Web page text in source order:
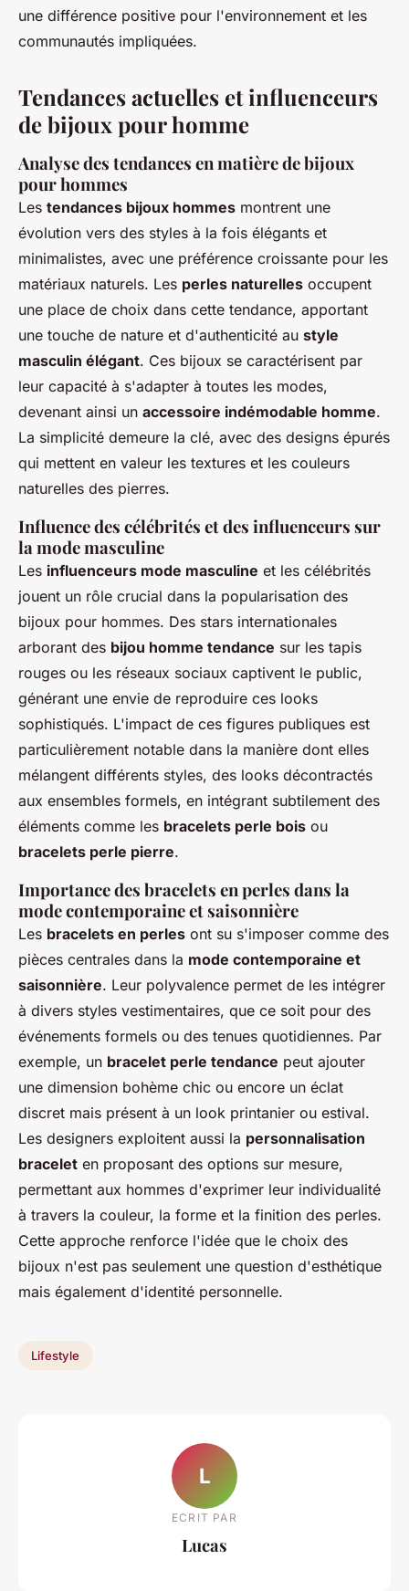
une différence positive pour l'environnement et les
communautés impliquées.
Tendances actuelles et influenceurs
de bijoux pour homme
Analyse des tendances en matière de bijoux
pour hommes
Les tendances bijoux hommes montrent une
évolution vers des styles à la fois élégants et
minimalistes, avec une préférence croissante pour les
matériaux naturels. Les perles naturelles occupent
une place de choix dans cette tendance, apportant
une touche de nature et d'authenticité au style
masculin élégant. Ces bijoux se caractérisent par
leur capacité à s'adapter à toutes les modes,
devenant ainsi un accessoire indémodable homme.
La simplicité demeure la clé, avec des designs épurés
qui mettent en valeur les textures et les couleurs
naturelles des pierres.
Influence des célébrités et des influenceurs sur
la mode masculine
Les influenceurs mode masculine et les célébrités
jouent un rôle crucial dans la popularisation des
bijoux pour hommes. Des stars internationales
arborant des bijou homme tendance sur les tapis
rouges ou les réseaux sociaux captivent le public,
générant une envie de reproduire ces looks
sophistiqués. L'impact de ces figures publiques est
particulièrement notable dans la manière dont elles
mélangent différents styles, des looks décontractés
aux ensembles formels, en intégrant subtilement des
éléments comme les bracelets perle bois ou
bracelets perle pierre.
Importance des bracelets en perles dans la
mode contemporaine et saisonnière
Les bracelets en perles ont su s'imposer comme des
pièces centrales dans la mode contemporaine et
saisonnière. Leur polyvalence permet de les intégrer
à divers styles vestimentaires, que ce soit pour des
événements formels ou des tenues quotidiennes. Par
exemple, un bracelet perle tendance peut ajouter
une dimension bohème chic ou encore un éclat
discret mais présent à un look printanier ou estival.
Les designers exploitent aussi la personnalisation
bracelet en proposant des options sur mesure,
permettant aux hommes d'exprimer leur individualité
à travers la couleur, la forme et la finition des perles.
Cette approche renforce l'idée que le choix des
bijoux n'est pas seulement une question d'esthétique
mais également d'identité personnelle.
Lifestyle
L
ECRIT PAR
Lucas